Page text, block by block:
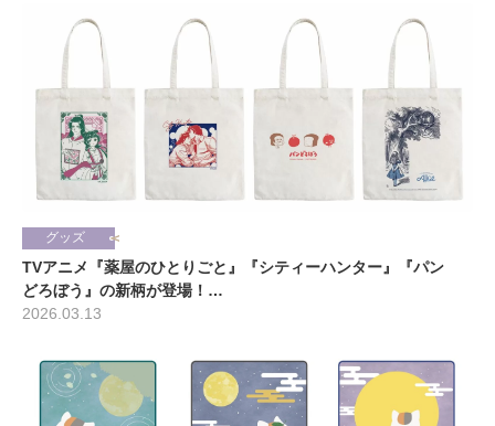
グッズ
TVアニメ『薬屋のひとりごと』『シティーハンター』『パン
どろぼう』の新柄が登場！…
2026.03.13